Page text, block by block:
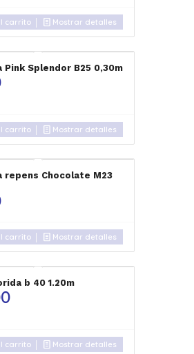
carrito Mostrar detalles
Pink Splendor B25 0,30m
carrito Mostrar detalles
repens Chocolate M23
carrito Mostrar detalles
b 40 1.20m
carrito Mostrar detalles